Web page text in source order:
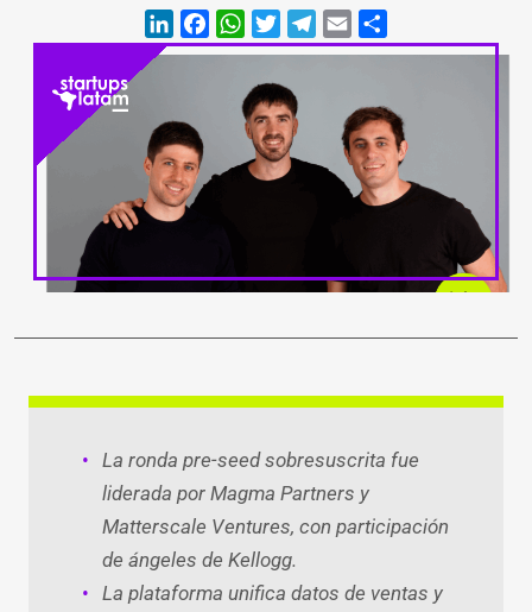
LinkedIn
Facebook
WhatsApp
Twitter
La ronda pre-seed sobresuscrita fue
liderada por Magma Partners y
Matterscale Ventures, con participación
de ángeles de Kellogg.
La plataforma unifica datos de ventas y